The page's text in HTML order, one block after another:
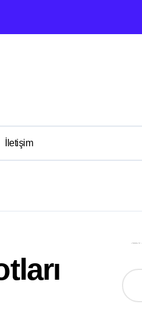
Çerkezköy’de yolcu treni
İletişim